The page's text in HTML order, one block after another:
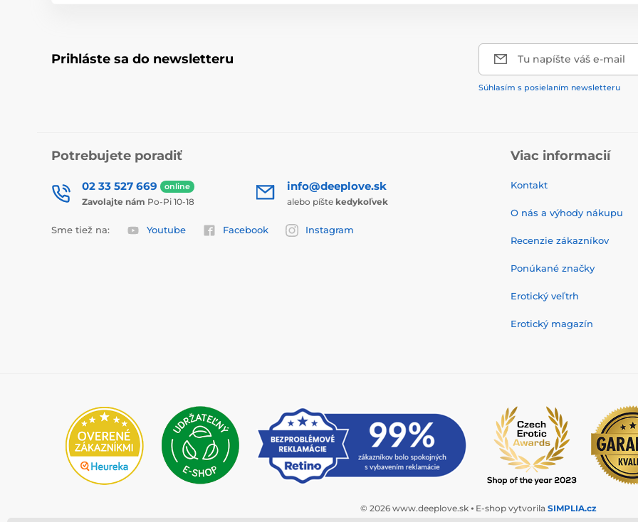
Prihláste sa do newsletteru Tu napíšte váš e-mail
Súhlasím s posielaním newsletteru
Potrebujete poradiť
02 33 527 669 online
Zavolajte nám Po-Pi 10-18
info@deeplove.sk
alebo píšte kedykoľvek
Sme tiež na: Youtube Facebook Instagram
Viac informacií
Kontakt
O nás a výhody nákupu
Recenzie zákazníkov
Ponúkané značky
Erotický veľtrh
Erotický magazín
© 2026 www.deeplove.sk ⦁ E-shop vytvorila SIMPLIA.cz